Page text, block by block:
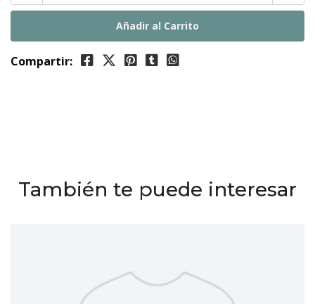
Compartir:
También te puede interesar